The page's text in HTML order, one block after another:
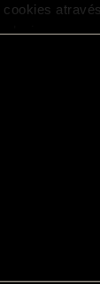
cookie, visite